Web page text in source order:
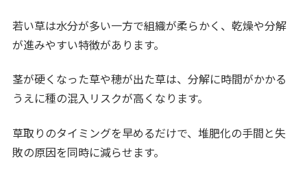
若い草は水分が多い一方で組織が柔らかく、乾燥や分解
が進みやすい特徴があります。
茎が硬くなった草や穂が出た草は、分解に時間がかかる
うえに種の混入リスクが高くなります。
草取りのタイミングを早めるだけで、堆肥化の手間と失
敗の原因を同時に減らせます。